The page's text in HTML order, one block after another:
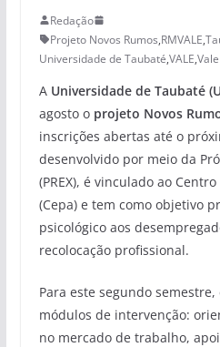
Redação
Projeto Novos Rumos,RMVALE,
Universidade de Taubaté,VALE,
A Universidade de Taubaté
agosto oprojeto Novos
inscrições abertas até o
desenvolvido por meio da
(PREX), é vinculado ao
(Cepa) e tem como objetivo
psicológico aos
recolocação profissional.
Para este segundo
módulos de intervenção:
no mercado de trabalho,